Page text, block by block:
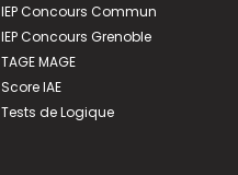
IEP Concours Commun
IEP Concours Grenoble
TAGE MAGE
Score IAE
Tests de Logique